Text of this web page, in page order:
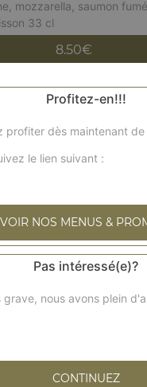
mozzarella, saumon
33 cl
8.50€
ni végétarienne
1 boisson 33 cl
8.50€
ni regina
salade, 1 boisson 33 cl
Profitez-en!!!
profiter dès maintenant de
le lien suivant :
VOIR NOS MENUS &
Pas intéressé(e)?
grave, nous avons plein
CONTINUEZ